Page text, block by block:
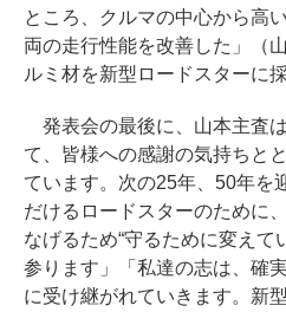
ところ、クルマの中心から高
両の走行性能を改善した」（
ルミ材を新型ロードスターに
発表会の最後に、山本主査
て、皆様への感謝の気持ちと
ています。次の25年、50年を
だけるロードスターのために
なげるため“守るために変えて
参ります」「私達の志は、確
に受け継がれていきます。新